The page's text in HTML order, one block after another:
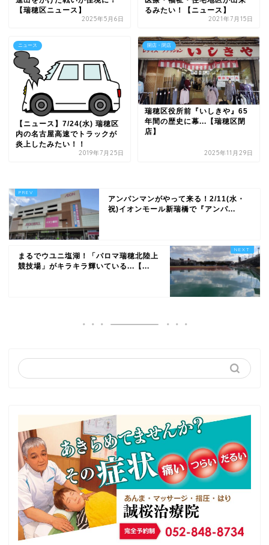
【瑞穂区ニュース】
2025年5月6日
るみたい！【ニュース】
2021年7月15日
ニュース
【ニュース】7/24(水) 瑞穂区
内の名古屋高速でトラックが
炎上したみたい！！
2019年7月25日
開店・閉店
瑞穂区役所前『いしきや』65
年間の歴史に幕...【瑞穂区閉
店】
2025年11月29日
アンパンマンがやって来る！2/11(水・
祝)イオンモール新瑞橋で『アンパ...
まるでウユニ塩湖！「パロマ瑞穂北陸上
競技場」がキラキラ輝いている...【...